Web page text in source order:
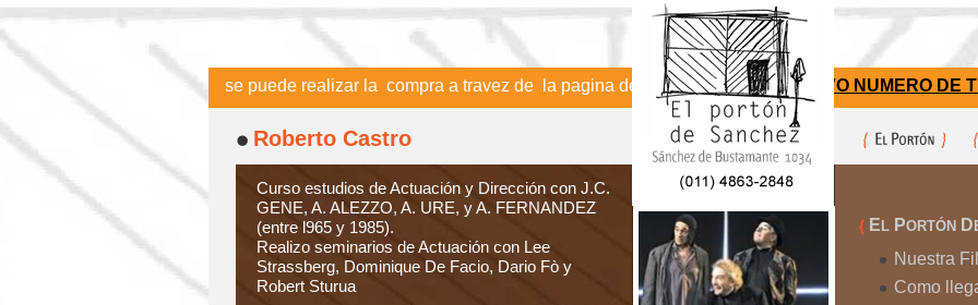
pagar con tarjetas se puede realizar la compra a travez de la pagina de Alternativa Teatral NUEVO NUMERO DE
Roberto Castro
Curso estudios de Actuación y Dirección con J.C.
GENE, A. ALEZZO, A. URE, y A. FERNANDEZ
(entre l965 y 1985).
Realizo seminarios de Actuación con Lee
Strassberg, Dominique De Facio, Dario Fò y
Robert Sturua
{ E L PORTÓN D
Nuestra
Como